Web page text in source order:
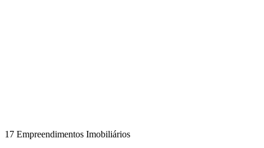
17 Empreendimentos Imobiliários